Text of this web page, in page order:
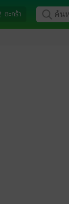
ตะกร้า